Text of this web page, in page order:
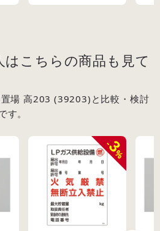
はこちらの商品も見て
場 高203 (39203)と比較・検討
す。
-
3
%